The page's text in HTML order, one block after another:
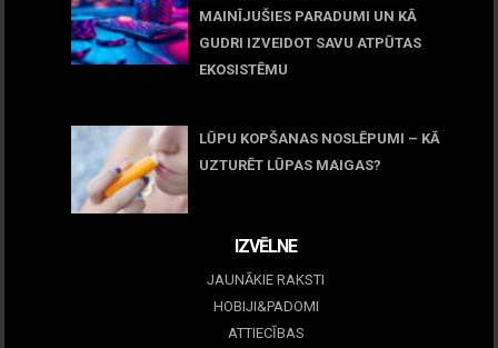
MAINĪJUŠIES PARADUMI UN KĀ
GUDRI IZVEIDOT SAVU ATPŪTAS
EKOSISTĒMU
LŪPU KOPŠANAS NOSLĒPUMI – KĀ
UZTURĒT LŪPAS MAIGAS?
IZVĒLNE
JAUNĀKIE RAKSTI
HOBIJI&PADOMI
ATTIECĪBAS